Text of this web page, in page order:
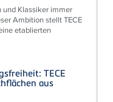
und Klassiker immer
Ambition stellt TECE
etablierten
TECE
aus